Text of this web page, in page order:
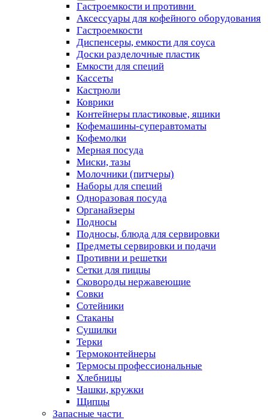
Гастроемкости и противни
Аксессуары для кофейного оборудования
Гастроемкости
Диспенсеры, емкости для соуса
Доски разделочные пластик
Емкости для специй
Кассеты
Кастрюли
Коврики
Контейнеры пластиковые, ящики
Кофемашины-суперавтоматы
Кофемолки
Мерная посуда
Миски, тазы
Молочники (питчеры)
Наборы для специй
Одноразовая посуда
Органайзеры
Подносы
Подносы, блюда для сервировки
Предметы сервировки и подачи
Противни и решетки
Сетки для пиццы
Сковороды нержавеющие
Совки
Сотейники
Стаканы
Сушилки
Терки
Термоконтейнеры
Термосы профессиональные
Хлебницы
Чашки, кружки
Щипцы
Запасные части